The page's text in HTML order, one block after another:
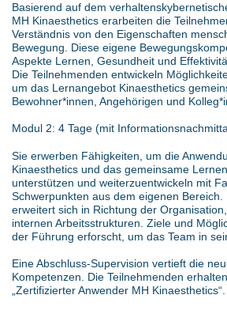
Basierend auf dem
MH Kinaesthetics erarbeiten die
Verständnis von den Eigenschaften
Bewegung. Diese eigene
Aspekte Lernen, Gesundheit und
Die Teilnehmenden entwickeln
um das Lernangebot Kinaesthetics
Bewohner*innen, Angehörigen und
Modul 2: 4 Tage (mit
Sie erwerben Fähigkeiten, um die
Kinaesthetics und das gemeinsame
unterstützen und weiterzuentwickeln mit
Schwerpunkten aus dem eigenen
erweitert sich in Richtung der
internen Arbeitsstrukturen. Ziele und
der Führung erforscht, um das Team in
Eine Abschluss-Supervision vertieft die
Kompetenzen. Die Teilnehmenden
„Zertifizierter Anwender MH Kinaesthetics“.